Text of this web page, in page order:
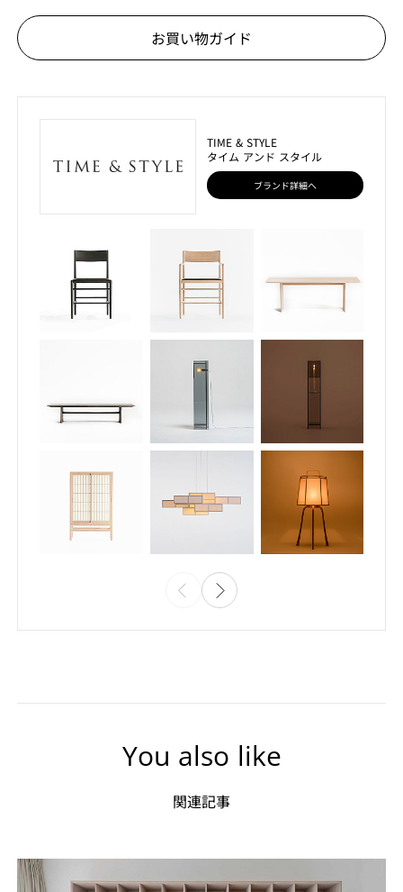
お買い物ガイド
TIME & STYLE
タイム アンド スタイル
ブランド詳細へ
You also like
関連記事